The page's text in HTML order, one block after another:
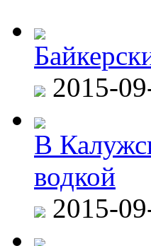
2015-
В
водкой
2015-